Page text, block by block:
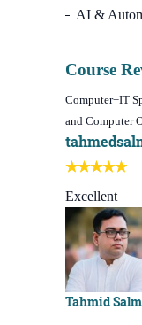
AI &
Course
Computer+IT
and Computer
Excellent
Tahmid